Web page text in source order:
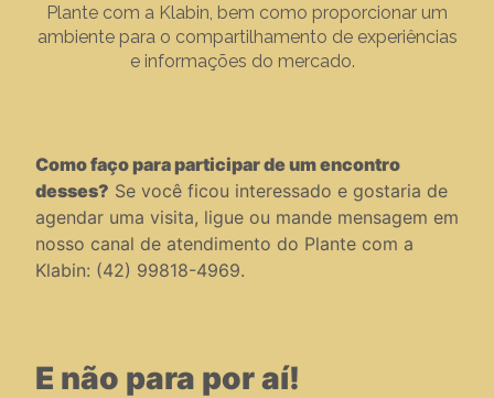
Plante com a Klabin, bem como proporcionar um
ambiente para o compartilhamento de experiências
e informações do mercado.
Como faço para participar de um encontro
desses? Se você ficou interessado e gostaria de
agendar uma visita, ligue ou mande mensagem em
nosso canal de atendimento do Plante com a
Klabin: (42) 99818-4969.
E não para por aí!